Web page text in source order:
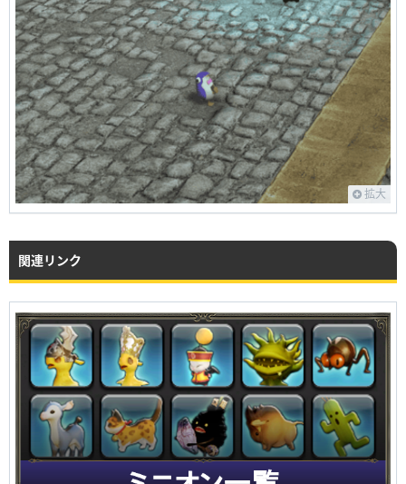
拡大
関連リンク